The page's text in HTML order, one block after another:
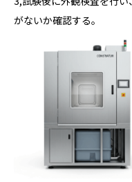
がないか確認する。